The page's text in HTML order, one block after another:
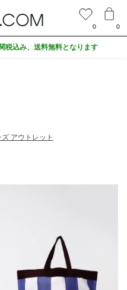
ズ アウトレット
0 0
税込み、送料無料となります